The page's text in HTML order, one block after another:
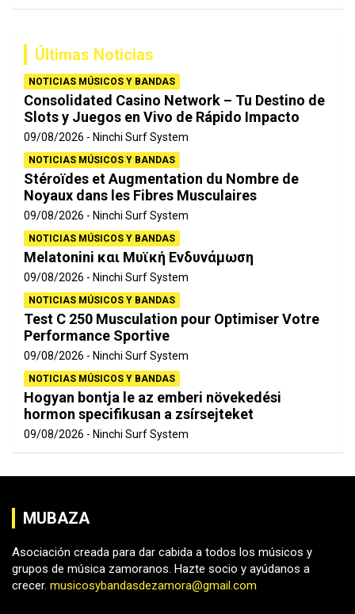
Últimas Noticias
NOTICIAS MÚSICOS Y BANDAS
Consolidated Casino Network – Tu Destino de
Slots y Juegos en Vivo de Rápido Impacto
09/08/2026 Ninchi Surf System
NOTICIAS MÚSICOS Y BANDAS
Stéroïdes et Augmentation du Nombre de
Noyaux dans les Fibres Musculaires
09/08/2026 Ninchi Surf System
NOTICIAS MÚSICOS Y BANDAS
Melatonini και Μυϊκή Ενδυνάμωση
09/08/2026 Ninchi Surf System
NOTICIAS MÚSICOS Y BANDAS
Test C 250 Musculation pour Optimiser Votre
Performance Sportive
09/08/2026 Ninchi Surf System
NOTICIAS MÚSICOS Y BANDAS
Hogyan bontja le az emberi növekedési
hormon specifikusan a zsírsejteket
09/08/2026 Ninchi Surf System
MUBAZA
Asociación creada para dar cabida a todos los músicos y
grupos de música zamoranos. Hazte socio y ayúdanos a
crecer. musicosybandasdezamora@gmail.com